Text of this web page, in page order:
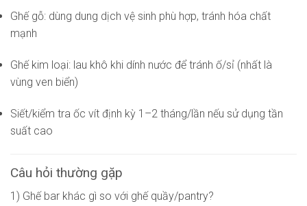
Ghế gỗ: dùng dung dịch vệ sinh phù hợp, tránh hóa chất
mạnh
Ghế kim loại: lau khô khi dính nước để tránh ố/sỉ (nhất là
vùng ven biển)
Siết/kiểm tra ốc vít định kỳ 1–2 tháng/lần nếu sử dụng tần
suất cao
Câu hỏi thường gặp
1) Ghế bar khác gì so với ghế quầy/pantry?